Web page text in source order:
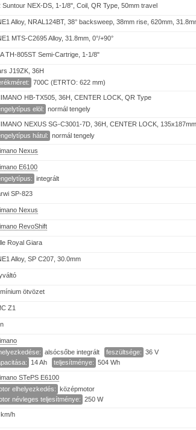
Suntour NEX-DS, 1-1/8", Coil, QR Type, 50mm travel
Alloy, NRAL124BT, 38° backsweep, 38mm rise, 620mm,
MTS-C2695 Alloy, 31.8mm, 0°/+90°
TH-805ST Semi-Cartrige, 1-1/8"
J19ZK, 36H
700C (ETRTO: 622 mm)
HB-TX505, 36H, CENTER LOCK, QR Type
elöl: normál tengely
NEXUS SG-C3001-7D, 36H, CENTER LOCK, 135x187mm
hátul: normál tengely
Nexus
E6100
integrált
SP-823
Nexus
RevoShift
Royal Giara
Alloy, SP C207, 30.0mm
ötvözet
Z1
alsócsőbe integrált feszültsége: 36 V
14 Ah teljesítménye: 504 Wh
STePS E6100
elhelyezkedés: középmotor
névleges teljesítménye: 250 W
h